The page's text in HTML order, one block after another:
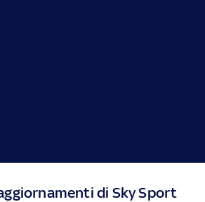
di Sky Sport